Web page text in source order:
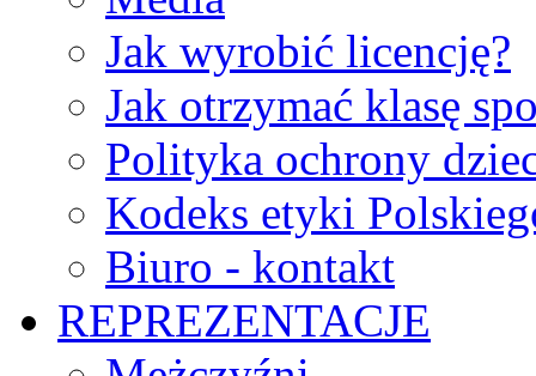
Jak wyrobić licencję?
Jak otrzymać klasę
Polityka ochrony
Kodeks etyki
Biuro - kontakt
REPREZENTACJE